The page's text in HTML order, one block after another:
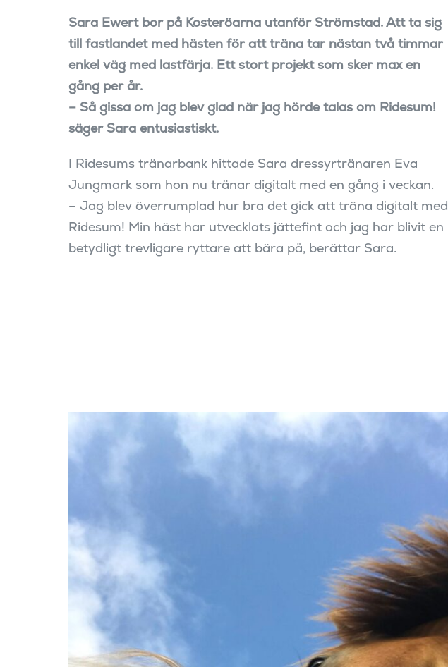
Sara Ewert bor på Kosteröarna utanför Strömstad. Att ta sig
till fastlandet med hästen för att träna tar nästan två timmar
enkel väg med lastfärja. Ett stort projekt som sker max en
gång per år.
– Så gissa om jag blev glad när jag hörde talas om Ridesum!
säger Sara entusiastiskt.
I Ridesums tränarbank hittade Sara dressyrtränaren Eva
Jungmark som hon nu tränar digitalt med en gång i veckan.
– Jag blev överrumplad hur bra det gick att träna digitalt med
Ridesum! Min häst har utvecklats jättefint och jag har blivit en
betydligt trevligare ryttare att bära på, berättar Sara.